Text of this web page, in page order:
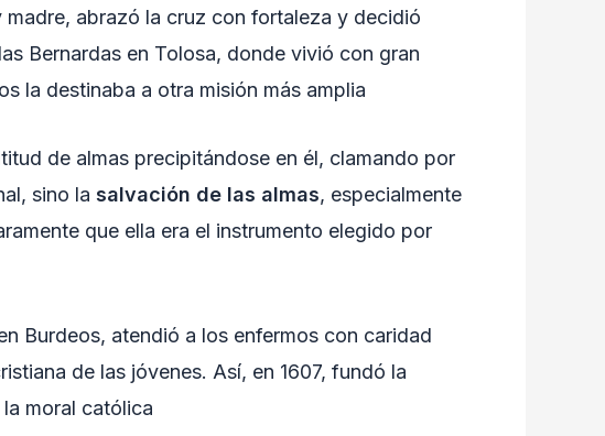
abrazó la cruz con fortaleza y decidió
Bernardas en Tolosa, donde vivió con gran
la destinaba a otra misión más amplia
de almas precipitándose en él, clamando por
sino la salvación de las almas, especialmente
que ella era el instrumento elegido por
Burdeos, atendió a los enfermos con caridad
de las jóvenes. Así, en 1607, fundó la
moral católica